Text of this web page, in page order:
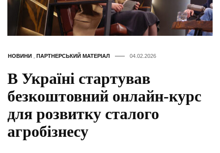
НОВИНИ ПАРТНЕРСЬКИЙ МАТЕРІАЛ 04.02.2026
В Україні стартував
безкоштовний онлайн-курс
для розвитку сталого
агробізнесу